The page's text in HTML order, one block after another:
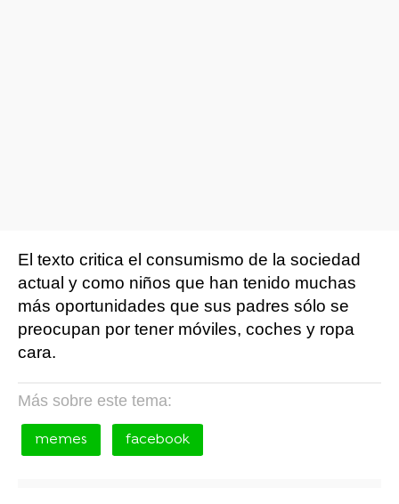
El texto critica el consumismo de la sociedad
actual y como niños que han tenido muchas
más oportunidades que sus padres sólo se
preocupan por tener móviles, coches y ropa
cara.
Más sobre este tema:
memes facebook